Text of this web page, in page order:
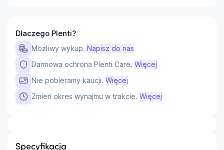
Dlaczego Plenti?
Możliwy wykup. Napisz do nas
Darmowa ochrona Plenti Care. Więcej
Nie pobieramy kaucji. Więcej
Zmień okres wynajmu w trakcie. Więcej
Specyfikacja